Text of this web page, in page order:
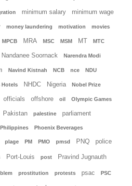
minimum salary minimum wage
money laundering motivation movies
MPCB MRA MSC MSM MT MTC
Nandanee Soornack Narendra Modi
Navind Kistnah NCB nce NDU
Hotels NHDC Nigeria Nobel Prize
officials offshore oil Olympic Games
Pakistan palestine parliament
Philippines Phoenix Beverages
plage PM PMO pmsd PNQ police
Port-Louis post Pravind Jugnauth
prostitution protests psac PSC